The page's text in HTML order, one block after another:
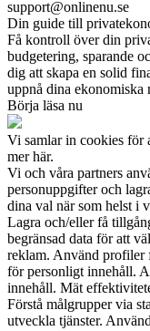
support@onlinenu.se
Din guide till
Få kontroll över din
budgetering, sparande
dig att skapa en solid
uppnå dina ekonomiska
Börja läsa nu
Vi samlar in cookies för
mer här.
Vi och våra partners
personuppgifter och
dina val när som helst i
Lagra och/eller få
begränsad data för att
reklam. Använd profiler
för personligt innehåll.
innehåll. Mät
Förstå målgrupper via
utveckla tjänster.